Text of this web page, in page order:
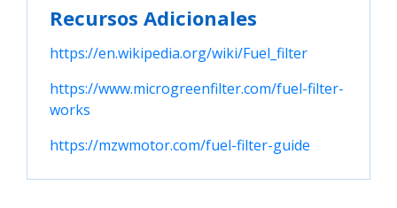
Recursos Adicionales
https://en.wikipedia.org/wiki/Fuel_filter
https://www.microgreenfilter.com/fuel-filter-
works
https://mzwmotor.com/fuel-filter-guide